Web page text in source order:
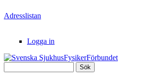
Adresslistan
Logga in